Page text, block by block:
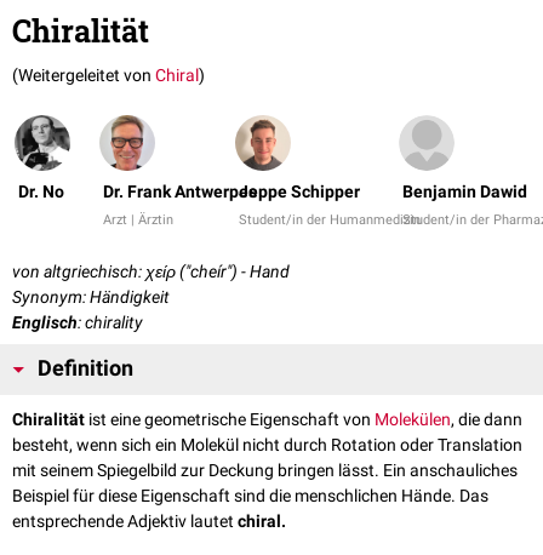
Chiralität
(Weitergeleitet von Chiral)
Dr. No Dr. Frank Antwerpes
Arzt | Ärztin
Jeppe Schipper
Student/in der Humanmedizin
Benjamin Dawid
Student/in der
von altgriechisch: χείρ ("cheír") - Hand
Synonym: Händigkeit
Englisch: chirality
Definition
Chiralität ist eine geometrische Eigenschaft von Molekülen, die dann
besteht, wenn sich ein Molekül nicht durch Rotation oder Translation
mit seinem Spiegelbild zur Deckung bringen lässt. Ein anschauliches
Beispiel für diese Eigenschaft sind die menschlichen Hände. Das
entsprechende Adjektiv lautetchiral.